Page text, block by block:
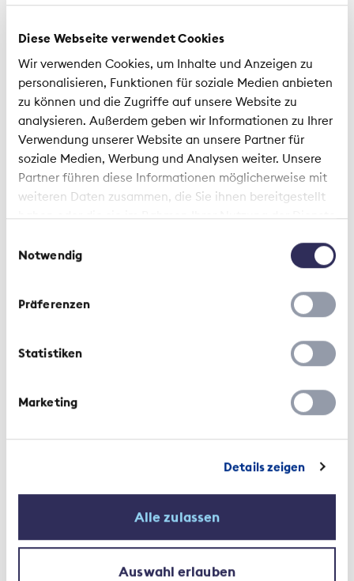
Diese Webseite verwendet Cookies
Wir verwenden Cookies, um Inhalte und Anzeigen zu
personalisieren, Funktionen für soziale Medien anbieten
zu können und die Zugriffe auf unsere Website zu
analysieren. Außerdem geben wir Informationen zu Ihrer
Verwendung unserer Website an unsere Partner für
soziale Medien, Werbung und Analysen weiter. Unsere
Partner führen diese Informationen möglicherweise mit
weiteren Daten zusammen, die Sie ihnen bereitgestellt
haben oder die sie im Rahmen Ihrer Nutzung der Dienste
Notwendig
Präferenzen
Statistiken
Marketing
Details zeigen
Alle zulassen
Auswahl erlauben
pour les assureurs
Assurable grâce à la Prévention
Communiqués de presse | 17 juin 2025
320 millions de francs de
dommages assurés après